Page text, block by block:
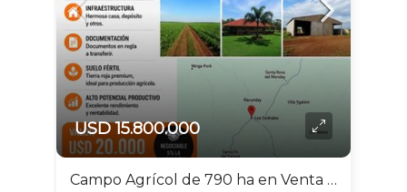
USD 15.800.000
Campo Agrícol de 790 ha en Venta |Los Cedrales, A. Paraná| Tierras Rojas Premium